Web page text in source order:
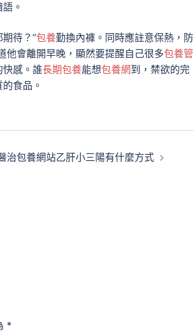
。
期待？”包養勤換內褲。同時應註意保熱，防
他會離開早晚，顯然要提醒自己很多包養管
感。誰長期包養能想包養網到，禁欲的完
食品。
治包養網站乙肝小三陽有什麼方式
*